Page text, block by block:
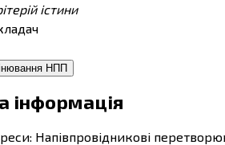
істини
НПП
інформація
: Напівпровідникові